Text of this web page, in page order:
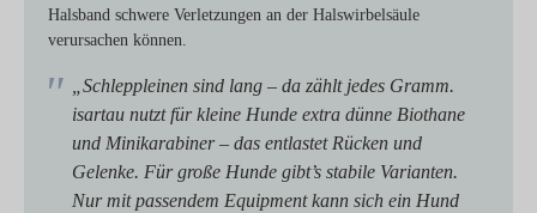
Halsband schwere Verletzungen an der Halswirbelsäule
verursachen können.
„Schleppleinen sind lang – da zählt jedes Gramm.
isartau nutzt für kleine Hunde extra dünne Biothane
und Minikarabiner – das entlastet Rücken und
Gelenke. Für große Hunde gibt’s stabile Varianten.
Nur mit passendem Equipment kann sich ein Hund